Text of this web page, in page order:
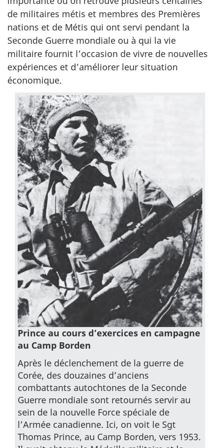
de militaires métis et membres des Premières
nations et de Métis qui ont servi pendant la
Seconde Guerre mondiale ou à qui la vie
militaire fournit l’occasion de vivre de nouvelles
expériences et d’améliorer leur situation
économique.
Prince au cours d’exercices en campagne
au Camp Borden
Après le déclenchement de la guerre de
Corée, des douzaines d’anciens
combattants autochtones de la Seconde
Guerre mondiale sont retournés servir au
sein de la nouvelle Force spéciale de
l’Armée canadienne. Ici, on voit le Sgt
Thomas Prince, au Camp Borden, vers 1953.